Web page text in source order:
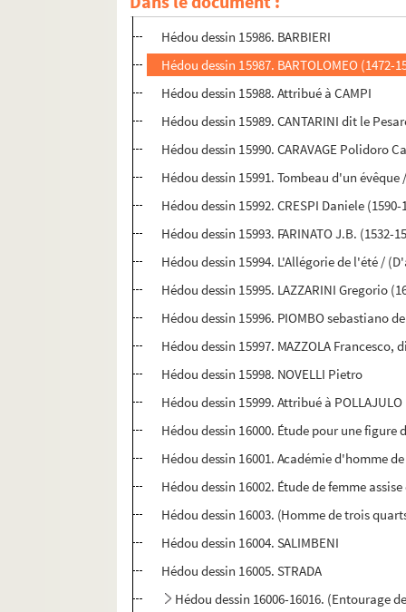
Hédou dessin 15985. Attribué à BALDI
Hédou dessin 15986. BARBIERI
Hédou dessin 15987. BARTOLOMEO (1472-
Hédou dessin 15988. Attribué à CAMPI
Hédou dessin 15989. CANTARINI dit le
Hédou dessin 15990. CARAVAGE Polidoro
Hédou dessin 15991. Tombeau d'un évêque
Hédou dessin 15992. CRESPI Daniele (1590-
Hédou dessin 15993. FARINATO J.B. (1532-
Hédou dessin 15994. L'Allégorie de l'été /
Hédou dessin 15995. LAZZARINI Gregorio
Hédou dessin 15996. PIOMBO sebastiano
Hédou dessin 15997. MAZZOLA Francesco,
Hédou dessin 15998. NOVELLI Pietro
Hédou dessin 15999. Attribué à POLLAJULO
Hédou dessin 16000. Étude pour une figure
Hédou dessin 16001. Académie d'homme
Hédou dessin 16002. Étude de femme
Hédou dessin 16003. (Homme de trois
Hédou dessin 16004. SALIMBENI
Hédou dessin 16005. STRADA
Hédou dessin 16006-16016. (Entourage